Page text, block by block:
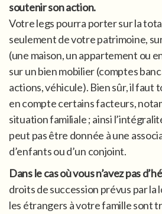
soutenir son action.
Votre legs pourra porter sur la
seulement de votre patrimoine,
(une maison, un appartement ou
sur un bien mobilier (comptes
actions, véhicule). Bien sûr, il faut
en compte certains facteurs,
situation familiale ; ainsi
peut pas être donnée à une
d’enfants ou d’un conjoint.
Dans le cas où vous n’avez pas
droits de succession prévus par la
les étrangers à votre famille sont